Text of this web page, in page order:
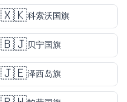
🇽🇰科索沃国旗
🇧🇯贝宁国旗
🇯🇪泽西岛旗